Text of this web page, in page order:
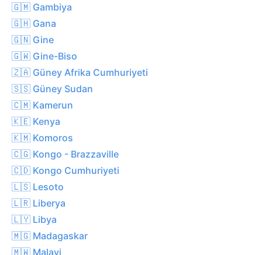
🇬🇲 Gambiya
🇬🇭 Gana
🇬🇳 Gine
🇬🇼 Gine-Biso
🇿🇦 Güney Afrika Cumhuriyeti
🇸🇸 Güney Sudan
🇨🇲 Kamerun
🇰🇪 Kenya
🇰🇲 Komoros
🇨🇬 Kongo - Brazzaville
🇨🇩 Kongo Cumhuriyeti
🇱🇸 Lesoto
🇱🇷 Liberya
🇱🇾 Libya
🇲🇬 Madagaskar
🇲🇼 Malavi